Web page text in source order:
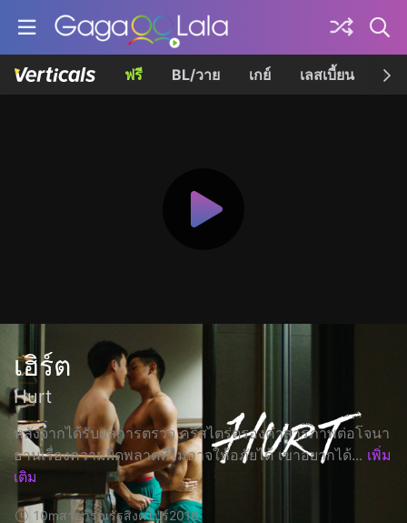
ฟรี BL/วาย เกย์ เลสเบี้ยน เค
เฮิร์ต
Hurt
หลังจากได้รับผลการตรวจ คริสไตร่ตรองคำสารภาพต่อโจนา
ธานเรื่องความผิดพลาดที่ไม่อาจให้อภัยได้ เขาอยากได้... เพิ่ม
เติม
10mสาธารณรัฐสิงคโปร์2016